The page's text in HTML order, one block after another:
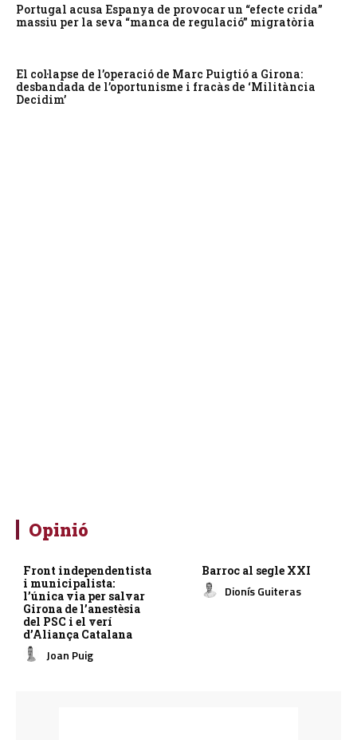
Portugal acusa Espanya de provocar un “efecte crida”
massiu per la seva “manca de regulació” migratòria
El col·lapse de l’operació de Marc Puigtió a Girona:
desbandada de l’oportunisme i fracàs de ‘Militància
Decidim’
Opinió
Front independentista
i municipalista:
l’única via per salvar
Girona de l’anestèsia
del PSC i el verí
d’Aliança Catalana
Joan Puig
Barroc al segle XXI
Dionís Guiteras